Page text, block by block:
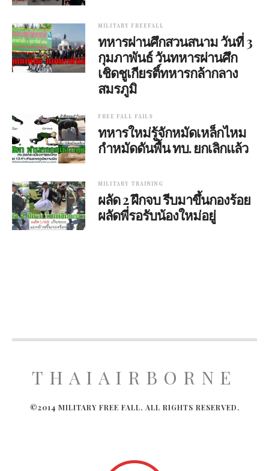
MILITARY FREEFALL
ทหารผ่านศึกสวนสนาม วันที่ 3
กุมภาพันธ์ วันทหารผ่านศึก
เชิดชูเกียรติ์ทหารกล้ากลาง
สมรภูมิ
FREE FALL FAILS
ทหารใหม่รู้จักหมัดเหล็กไหม
กำหมัดดันพื้น ทบ. ยกเลิกแล้ว
MILITARY TRAINING
ผลัด 2 ฝึกจบ รีบมาขึ้นกองร้อย
ผลัดพี่รอรับน้องใหม่อยู่
THAIAIRBORNE
©2014 MILITARY FREE FALL. ALL RIGHTS RESERVED.